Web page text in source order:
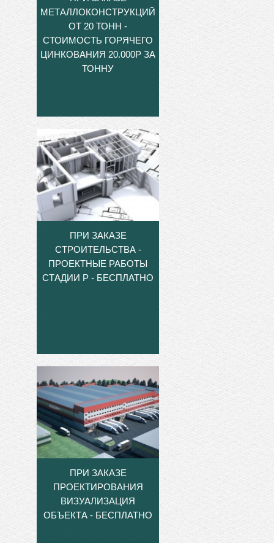
МЕТАЛЛОКОНСТРУКЦИЙ
ОТ 20 ТОНН -
СТОИМОСТЬ ГОРЯЧЕГО
ЦИНКОВАНИЯ 20.000Р ЗА
ТОННУ
ПРИ ЗАКАЗЕ
СТРОИТЕЛЬСТВА -
ПРОЕКТНЫЕ РАБОТЫ
СТАДИИ Р - БЕСПЛАТНО
ПРИ ЗАКАЗЕ
ПРОЕКТИРОВАНИЯ
ВИЗУАЛИЗАЦИЯ
ОБЪЕКТА - БЕСПЛАТНО